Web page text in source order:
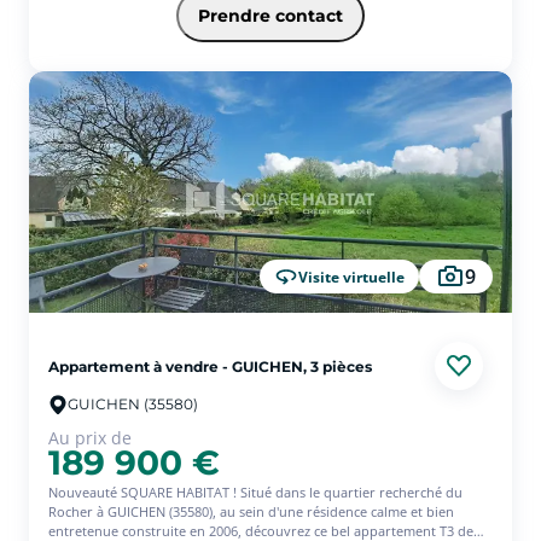
25 minutes de Rennes (35000).
T2 situé au 1er étage de cette résidence, comprenant un espace de vie
donnant sur balcon, une cuisine de type 'Kitchenette' avec placard,
privative en extérieur.
Loyer garantie via un bail commercial en gestion par la résidence.
Gestion du logement totalement déléguée à CAP WEST. Bon état
général de la copropriété et de l'appartement.
Lots de copropriété : 188 lots dont 80 d'habitations Charges annuelles
: 1414.88 . Garantie revente 7 ans et Garantie bonne fin (voir
conditions en agence).
Les informations sur les risques auxquels ce bien est exposé sont
disponibles sur le site Géorisques : www.georisques.gouv.fr ;
Prendre contact
Visite virtuelle 9
Appartement à vendre - GUICHEN, 3 pièces
GUICHEN (35580)
Au prix de
189 900 €
Nouveauté SQUARE HABITAT ! Situé dans le quartier recherché du
Rocher à GUICHEN (35580), au sein d'une résidence calme et bien
entretenue construite en 2006, découvrez ce bel appartement T3 de